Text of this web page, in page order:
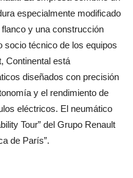
especialmente modificado
y una construcción
socio técnico de los equipos
Continental está
diseñados con precisión
y el rendimiento de
eléctricos. El neumático
Tour” del Grupo Renault
de París”.